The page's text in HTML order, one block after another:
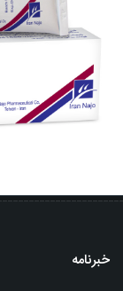
خبرنامه